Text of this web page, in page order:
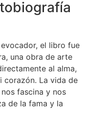
el libro fue
una obra de arte
al alma,
corazón. La vida de
fascina y nos
de la fama y la